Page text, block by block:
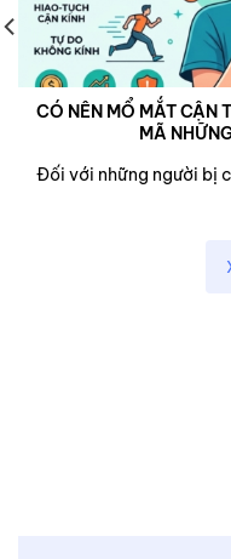
CÓ NÊN MỔ MẮT CẬN
MÃ
Đối với những người bị